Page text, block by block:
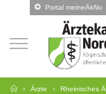
Portal meineÄkNo
Ärzte Rheinisches